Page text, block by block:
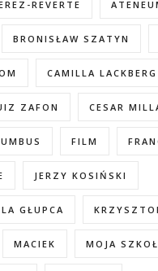
REVERTE
BRONISŁAW SZATYN
CAMILLA LACKBERG
ZAFON CESAR
FILM
JERZY KOSIŃSKI
GŁUPCA
MACIEK MOJA